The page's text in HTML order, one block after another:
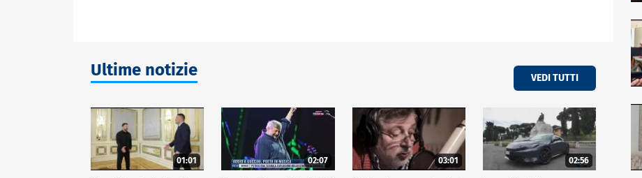
Ultime notizie VEDI TUTTI
01:01 02:07 03:01 02:56